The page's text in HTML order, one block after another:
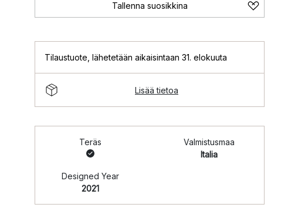
Tallenna suosikkina
Tilaustuote lähetetään aikaisintaan 31. elokuuta
Lisää tietoa
Teräs
Valmistusmaa
Italia
Designed Year
2021